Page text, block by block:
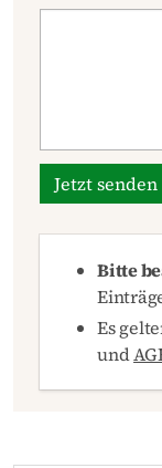
Jetzt senden
Bitte
Es
und